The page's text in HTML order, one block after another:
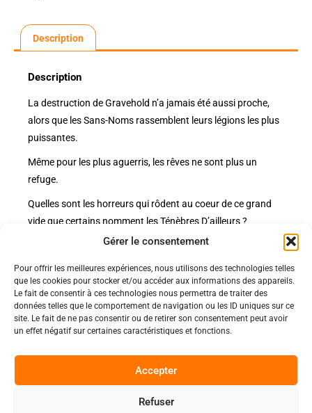
Gérer le consentement
Pour offrir les meilleures expériences, nous utilisons des technologies telles
que les cookies pour stocker et/ou accéder aux informations des appareils.
Le fait de consentir à ces technologies nous permettra de traiter des
données telles que le comportement de navigation ou les ID uniques sur ce
site. Le fait de ne pas consentir ou de retirer son consentement peut avoir
un effet négatif sur certaines caractéristiques et fonctions.
Accepter
Refuser
Description
Description
La destruction de Gravehold n’a jamais été aussi proche,
alors que les Sans-Noms rassemblent leurs légions les plus
puissantes.
Même pour les plus aguerris, les rêves ne sont plus un
refuge.
Quelles sont les horreurs qui rôdent au coeur de ce grand
vide que certains nomment les Ténèbres D’ailleurs ?
Nos pages
Nos évènements
Nous contacter
Politiques
Politique de confidentialité
Nos conditions de vente et livraison
Code de conduite